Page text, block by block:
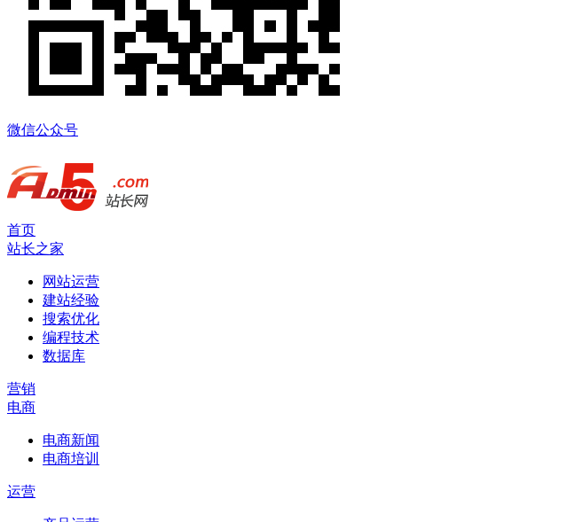
微信公众号
首页
站长之家
网站运营
建站经验
搜索优化
编程技术
数据库
营销
电商
电商新闻
电商培训
运营